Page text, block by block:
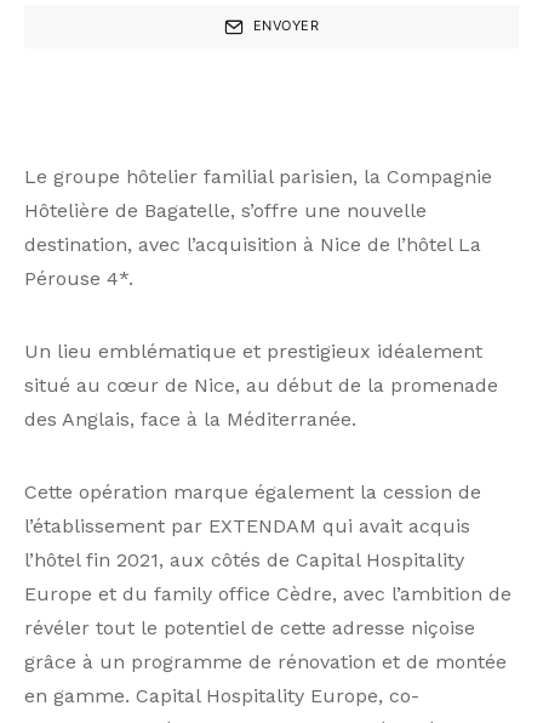
ENVOYER
Le groupe hôtelier familial parisien, la Compagnie
Hôtelière de Bagatelle, s’offre une nouvelle
destination, avec l’acquisition à Nice de l’hôtel La
Pérouse 4*.
Un lieu emblématique et prestigieux idéalement
situé au cœur de Nice, au début de la promenade
des Anglais, face à la Méditerranée.
Cette opération marque également la cession de
l’établissement par EXTENDAM qui avait acquis
l’hôtel fin 2021, aux côtés de Capital Hospitality
Europe et du family office Cèdre, avec l’ambition de
révéler tout le potentiel de cette adresse niçoise
grâce à un programme de rénovation et de montée
en gamme. Capital Hospitality Europe, co-